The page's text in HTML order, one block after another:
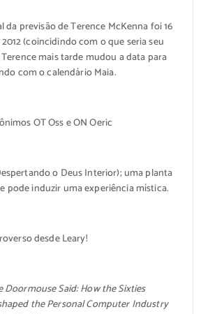
da previsão de Terence McKenna foi 16
(coincidindo com o que seria seu
mais tarde mudou a data para
com o calendário Maia.
OT Oss e ON Oeric
o Deus Interior); uma planta
pode induzir uma experiência mística.
desde Leary!
Doormouse Said: How the Sixties
the Personal Computer Industry